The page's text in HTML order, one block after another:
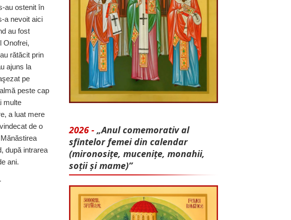
au ostenit în
a nevoit aici
au fost
Onofrei,
rătăcit prin
ajuns la
pe
peste cap
multe
a luat mere
de o
după intrarea
ani.
-
2026 - „Anul comemorativ al
sfintelor femei din calendar
(mironosițe, mu­cenițe, monahii,
soții și mame)”